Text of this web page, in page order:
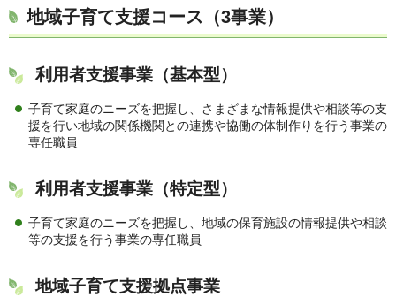
地域子育て支援コース（3事業）
利用者支援事業（基本型）
子育て家庭のニーズを把握し、さまざまな情報提供や相談等の支
援を行い地域の関係機関との連携や協働の体制作りを行う事業の
専任職員
利用者支援事業（特定型）
子育て家庭のニーズを把握し、地域の保育施設の情報提供や相談
等の支援を行う事業の専任職員
地域子育て支援拠点事業